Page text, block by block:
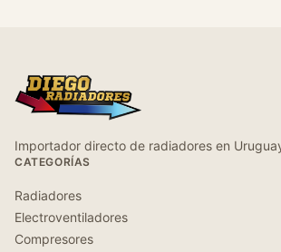
Importador directo de radiadores en
CATEGORÍAS
Radiadores
Electroventiladores
Compresores